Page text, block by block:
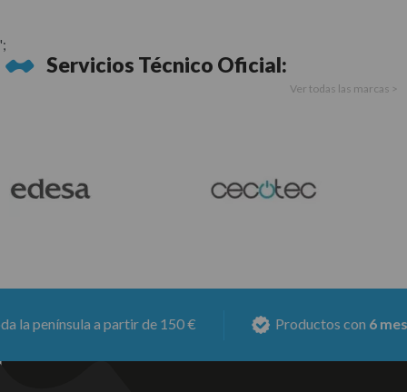
';
Servicios Técnico Oficial:
Ver todas las marcas >
a partir de 150 € Productos con6 meses